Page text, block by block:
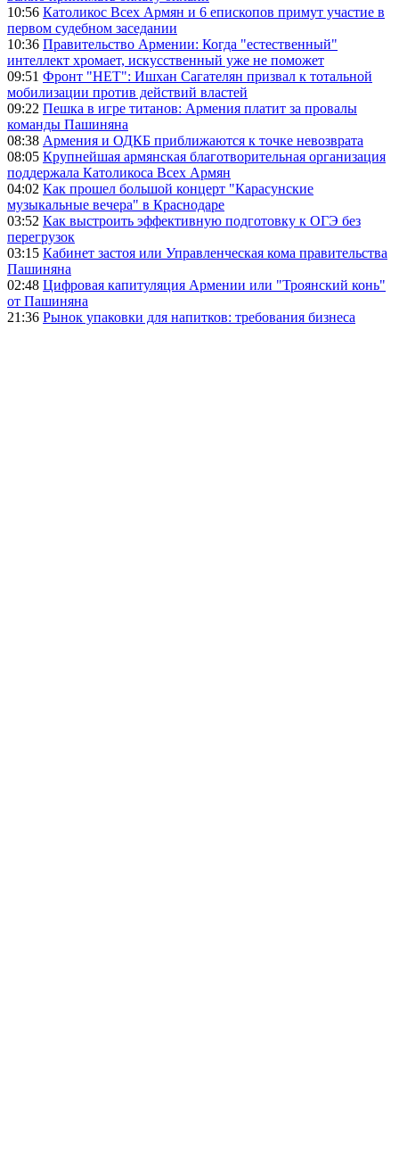
10:56 Католикос Всех Армян и 6 епископов примут участие в
первом судебном заседании
10:36 Правительство Армении: Когда "естественный"
интеллект хромает, искусственный уже не поможет
09:51 Фронт "НЕТ": Ишхан Сагателян призвал к тотальной
мобилизации против действий властей
09:22 Пешка в игре титанов: Армения платит за провалы
команды Пашиняна
08:38 Армения и ОДКБ приближаются к точке невозврата
08:05 Крупнейшая армянская благотворительная организация
поддержала Католикоса Всех Армян
04:02 Как прошел большой концерт "Карасунские
музыкальные вечера" в Краснодаре
03:52 Как выстроить эффективную подготовку к ОГЭ без
перегрузок
03:15 Кабинет застоя или Управленческая кома правительства
Пашиняна
02:48 Цифровая капитуляция Армении или "Троянский конь"
от Пашиняна
21:36 Рынок упаковки для напитков: требования бизнеса